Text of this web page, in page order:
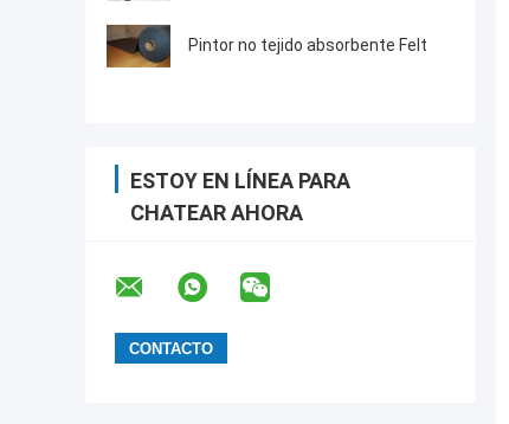
Pintor no tejido absorbente Felt
ESTOY EN LÍNEA PARA
CHATEAR AHORA